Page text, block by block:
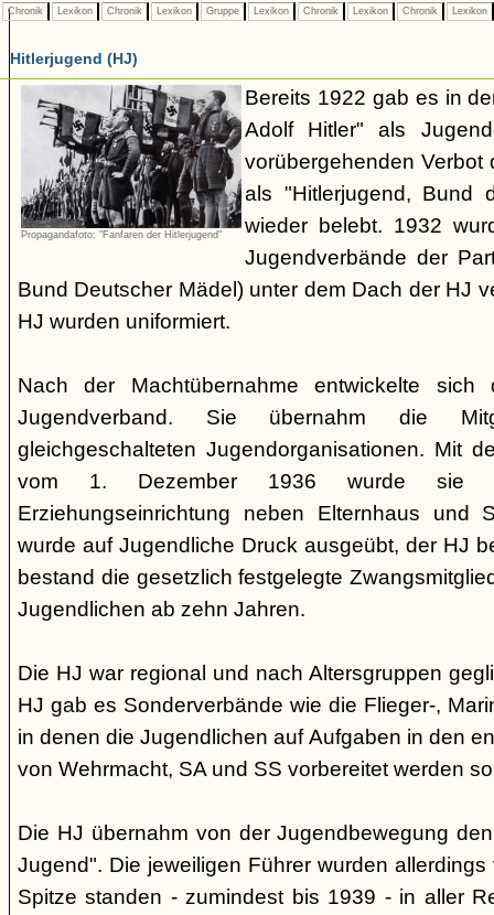
Chronik Lexikon Chronik Lexikon Gruppe Lexikon Chronik Lexikon Chronik Lexikon
Hitlerjugend (HJ)
Propagandafoto: "Fanfaren der Hitlerjugend"
Bereits 1922 gab es in
Adolf Hitler" als
vorübergehenden Verbot
als "Hitlerjugend, Bund
wieder belebt. 1932
Jugendverbände der
Bund Deutscher Mädel) unter dem Dach der HJ
HJ wurden uniformiert.
Nach der Machtübernahme entwickelte
Jugendverband. Sie übernahm die
gleichgeschalteten Jugendorganisationen. Mit
vom 1. Dezember 1936 wurde sie
Erziehungseinrichtung neben Elternhaus und
wurde auf Jugendliche Druck ausgeübt, der HJ
bestand die gesetzlich festgelegte
Jugendlichen ab zehn Jahren.
Die HJ war regional und nach Altersgruppen
HJ gab es Sonderverbände wie die Flieger-,
in denen die Jugendlichen auf Aufgaben in den
von Wehrmacht, SA und SS vorbereitet werden
Die HJ übernahm von der Jugendbewegung
Jugend". Die jeweiligen Führer wurden
Spitze standen - zumindest bis 1939 - in aller